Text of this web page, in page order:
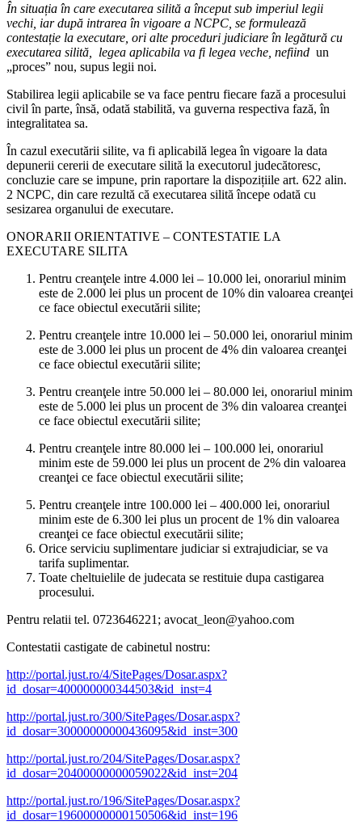
În situația în care executarea silită a început sub imperiul legii
vechi, iar după intrarea în vigoare a NCPC, se formulează
contestație la executare, ori alte proceduri judiciare în legătură cu
executarea silită, legea aplicabila va fi legea veche, nefiind un
„proces” nou, supus legii noi.
Stabilirea legii aplicabile se va face pentru fiecare fază a procesului
civil în parte, însă, odată stabilită, va guverna respectiva fază, în
integralitatea sa.
În cazul executării silite, va fi aplicabilă legea în vigoare la data
depunerii cererii de executare silită la executorul judecătoresc,
concluzie care se impune, prin raportare la dispozițiile art. 622 alin.
2 NCPC, din care rezultă că executarea silită începe odată cu
sesizarea organului de executare.
ONORARII ORIENTATIVE – CONTESTATIE LA
EXECUTARE SILITA
Pentru creanţele intre 4.000 lei – 10.000 lei, onorariul minim
este de 2.000 lei plus un procent de 10% din valoarea creanţei
ce face obiectul executării silite;
Pentru creanţele intre 10.000 lei – 50.000 lei, onorariul minim
este de 3.000 lei plus un procent de 4% din valoarea creanţei
ce face obiectul executării silite;
Pentru creanţele intre 50.000 lei – 80.000 lei, onorariul minim
este de 5.000 lei plus un procent de 3% din valoarea creanţei
ce face obiectul executării silite;
Pentru creanţele intre 80.000 lei – 100.000 lei, onorariul
minim este de 59.000 lei plus un procent de 2% din valoarea
creanţei ce face obiectul executării silite;
Pentru creanţele intre 100.000 lei – 400.000 lei, onorariul
minim este de 6.300 lei plus un procent de 1% din valoarea
creanţei ce face obiectul executării silite;
Orice serviciu suplimentare judiciar si extrajudiciar, se va
tarifa suplimentar.
Toate cheltuielile de judecata se restituie dupa castigarea
procesului.
Pentru relatii tel. 0723646221; avocat_leon@yahoo.com
Contestatii castigate de cabinetul nostru:
http://portal.just.ro/4/SitePages/Dosar.aspx?
id_dosar=400000000344503&id_inst=4
http://portal.just.ro/300/SitePages/Dosar.aspx?
id_dosar=30000000000436095&id_inst=300
http://portal.just.ro/204/SitePages/Dosar.aspx?
id_dosar=20400000000059022&id_inst=204
http://portal.just.ro/196/SitePages/Dosar.aspx?
id_dosar=19600000000150506&id_inst=196